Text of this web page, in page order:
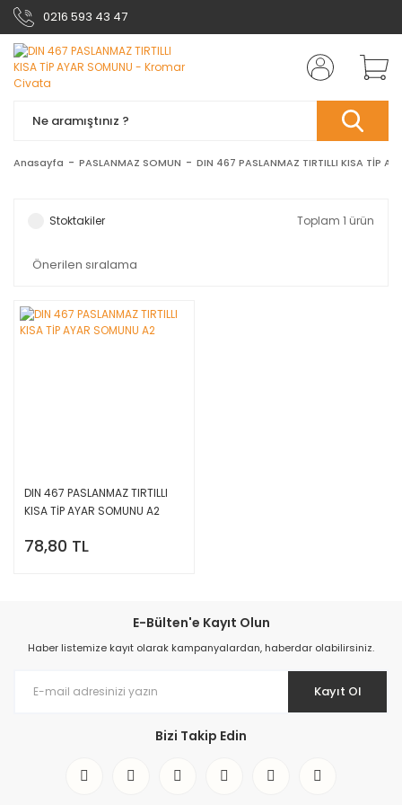
0216 593 43 47
Anasayfa PASLANMAZ SOMUN DIN 467 PASLANMAZ TIRTILLI KISA TİP
Stoktakiler Toplam 1 ürün
DIN 467 PASLANMAZ TIRTILLI
KISA TİP AYAR SOMUNU A2
78,80 TL
E-Bülten'e Kayıt Olun
Haber listemize kayıt olarak kampanyalardan, haberdar olabilirsiniz.
Kayıt Ol
Bizi Takip Edin